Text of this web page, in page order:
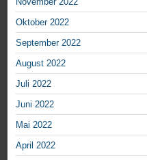
Oktober 2022
September 2022
August 2022
Juli 2022
Juni 2022
Mai 2022
April 2022